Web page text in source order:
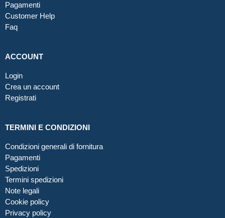
Pagamenti
Customer Help
Faq
ACCOUNT
Login
Crea un account
Registrati
TERMINI E CONDIZIONI
Condizioni generali di fornitura
Pagamenti
Spedizioni
Termini spedizioni
Note legali
Cookie policy
Privacy policy